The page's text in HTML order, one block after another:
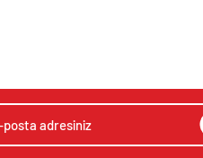
10 moda